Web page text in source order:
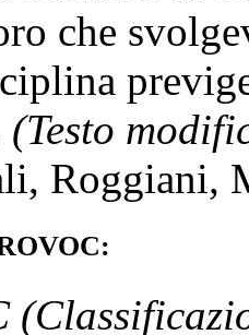
che
(Testo
, Roggiani,